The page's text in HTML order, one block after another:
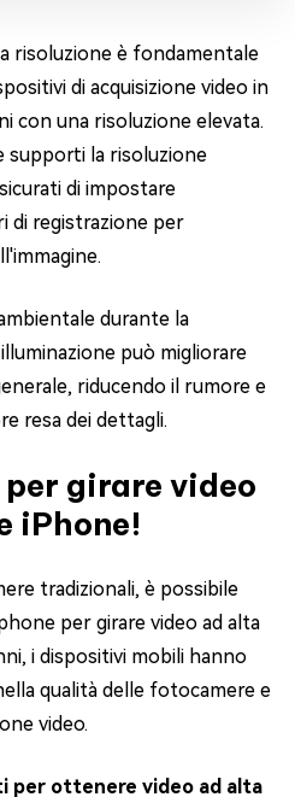
risoluzione è fondamentale
di acquisizione video in
con una risoluzione elevata.
supporti la risoluzione
di impostare
di registrazione per
durante la
può migliorare
riducendo il rumore e
resa dei dettagli.
girare video
iPhone!
tradizionali, è possibile
per girare video ad alta
i dispositivi mobili hanno
qualità delle fotocamere e
video.
per ottenere video ad alta